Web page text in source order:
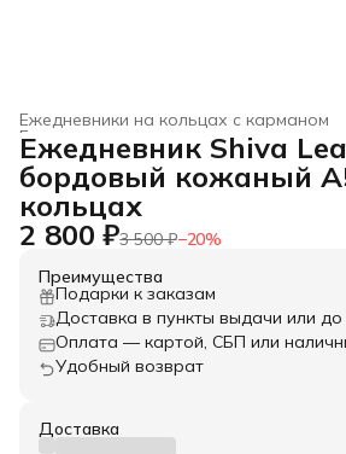
Ежедневники на кольцах с карманом
Ежедневники на кольцевых
Товары из натуральной
Главная ›
Ежедневник Shiva
бордовый кожаный
кольцах
2 800 ₽3 500 ₽−20%
Преимущества
Подарки к заказам
Доставка в пункты выдачи или до
Оплата — картой, СБП или
Удобный возврат
Доставка